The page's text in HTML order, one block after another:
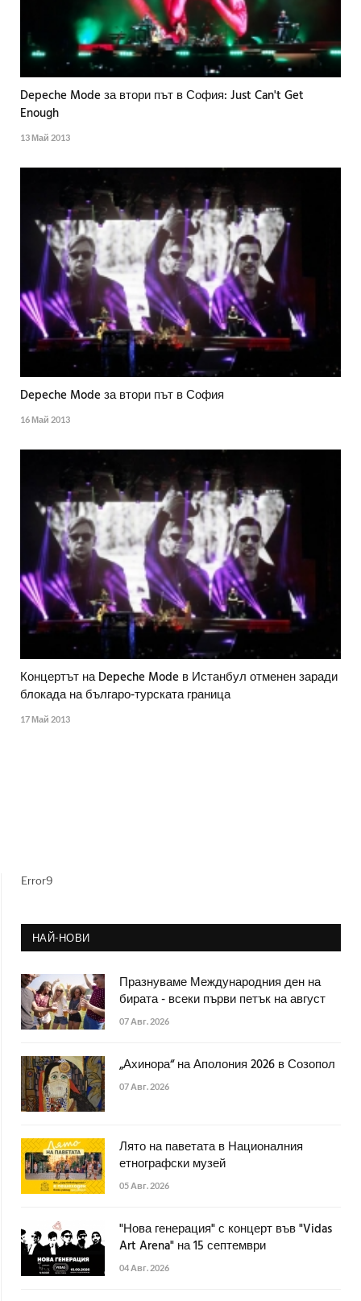
Depeche Mode за втори път в София: Just Can't Get
Enough
13 Май 2013
Depeche Mode за втори път в София
16 Май 2013
Концертът на Depeche Mode в Истанбул отменен заради
блокада на българо-турската граница
17 Май 2013
Error9
НАЙ-НОВИ
Празнуваме Международния ден на
бирата - всеки първи петък на август
07 Авг. 2026
„Ахинора“ на Аполония 2026 в Созопол
07 Авг. 2026
Лято на паветата в Националния
етнографски музей
05 Авг. 2026
"Нова генерация" с концерт във "Vidas
Art Arena" на 15 септември
04 Авг. 2026